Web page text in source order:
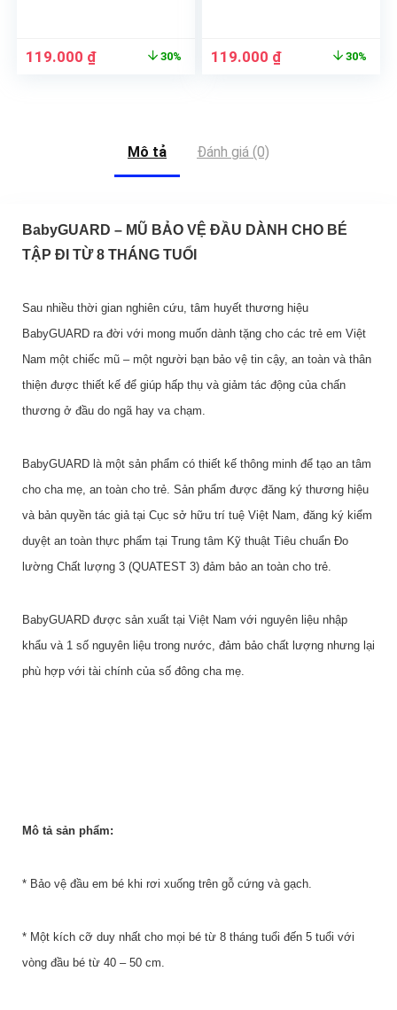
119.000 ₫ 30% 119.000 ₫ 30%
Mô tả Đánh giá (0)
BabyGUARD – MŨ BẢO VỆ ĐẦU DÀNH CHO BÉ
TẬP ĐI TỪ 8 THÁNG TUỔI
Sau nhiều thời gian nghiên cứu, tâm huyết thương hiệu
BabyGUARD ra đời với mong muốn dành tặng cho các trẻ em Việt
Nam một chiếc mũ – một người bạn bảo vệ tin cậy, an toàn và thân
thiện được thiết kế để giúp hấp thụ và giảm tác động của chấn
thương ở đầu do ngã hay va chạm.
BabyGUARD là một sản phẩm có thiết kế thông minh để tạo an tâm
cho cha mẹ, an toàn cho trẻ. Sản phẩm được đăng ký thương hiệu
và bản quyền tác giả tại Cục sở hữu trí tuệ Việt Nam, đăng ký kiểm
duyệt an toàn thực phẩm tại Trung tâm Kỹ thuật Tiêu chuẩn Đo
lường Chất lượng 3 (QUATEST 3) đảm bảo an toàn cho trẻ.
BabyGUARD được sản xuất tại Việt Nam với nguyên liệu nhập
khẩu và 1 số nguyên liệu trong nước, đảm bảo chất lượng nhưng lại
phù hợp với tài chính của số đông cha mẹ.
Mô tả sản phẩm:
* Bảo vệ đầu em bé khi rơi xuống trên gỗ cứng và gạch.
* Một kích cỡ duy nhất cho mọi bé từ 8 tháng tuổi đến 5 tuổi với
vòng đầu bé từ 40 – 50 cm.